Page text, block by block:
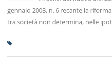
gennaio 2003, n. 6 recante la
tra società non determina, nelle